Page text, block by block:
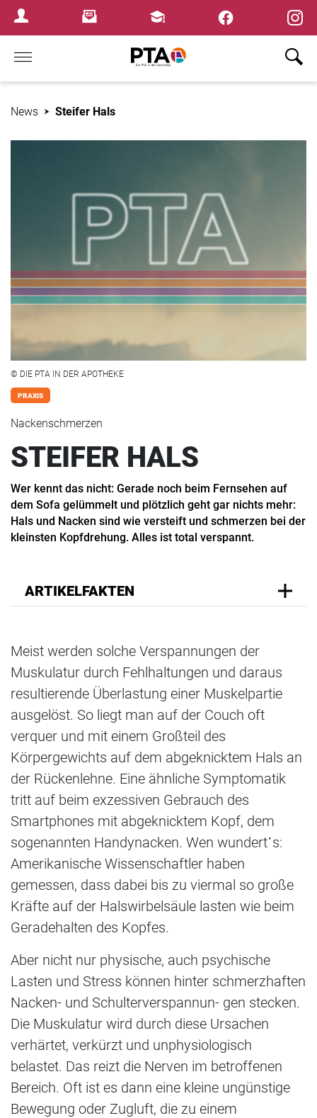
Login MenuNewsletterFortbildungen
Home
News Steifer Hals
© DIE PTA IN DER APOTHEKE
PRAXIS
Nackenschmerzen
STEIFER HALS
Wer kennt das nicht: Gerade noch beim Fernsehen auf
dem Sofa gelümmelt und plötzlich geht gar nichts mehr:
Hals und Nacken sind wie versteift und schmerzen bei der
kleinsten Kopfdrehung. Alles ist total verspannt.
ARTIKELFAKTEN
Meist werden solche Verspannungen der
Muskulatur durch Fehlhaltungen und daraus
resultierende Überlastung einer Muskelpartie
ausgelöst. So liegt man auf der Couch oft
verquer und mit einem Großteil des
Körpergewichts auf dem abgeknicktem Hals an
der Rückenlehne. Eine ähnliche Symptomatik
tritt auf beim exzessiven Gebrauch des
Smartphones mit abgeknicktem Kopf, dem
sogenannten Handynacken. Wen wundert᾽s:
Amerikanische Wissenschaftler haben
gemessen, dass dabei bis zu viermal so große
Kräfte auf der Halswirbelsäule lasten wie beim
Geradehalten des Kopfes.
Aber nicht nur physische, auch psychische
Lasten und Stress können hinter schmerzhaften
Nacken- und Schulterverspannun- gen stecken.
Die Muskulatur wird durch diese Ursachen
verhärtet, verkürzt und unphysiologisch
belastet. Das reizt die Nerven im betroffenen
Bereich. Oft ist es dann eine kleine ungünstige
Bewegung oder Zugluft, die zu einem
×